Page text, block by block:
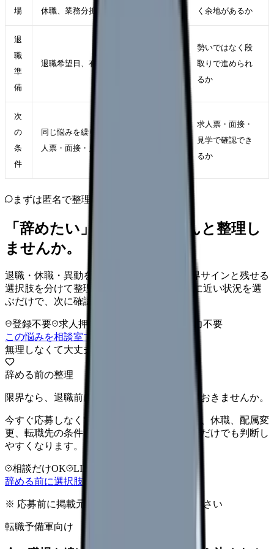
場
休職、業務分担の見直しが使えるか
く余地があるか
退
職
準
備
退職希望日、有休、引き継ぎ、生活費
勢いではなく段
取りで進められ
るか
次
の
条
件
同じ悩みを繰り返さない勤務条件を求
人票・面接・見学で確認する
求人票・面接・
見学で確認でき
るか
まずは匿名で整理
「辞めたい」を、カンゴさんと整理し
ませんか。
退職・休職・異動を急いで決める前に、限界サインと残せる
選択肢を分けて整理します。 「辞めたい」に近い状況を選
ぶだけで、次に確認することまで進めます。
登録不要 求人押し売りなし
病院名は入力不要
この悩みを相談室で整理する
無理しなくて大丈夫
辞める前の整理
限界なら、退職前に次の逃げ道だけ確保しておきませんか。
今すぐ応募しなくても大丈夫です。退職時期、休職、配属変
更、転職先の条件を第三者に整理してもらうだけでも判断し
やすくなります。
相談だけOK LINE相談OK
辞める前に選択肢を確認する
※ 応募前に掲載元の最新情報を確認してください
転職予備軍向け